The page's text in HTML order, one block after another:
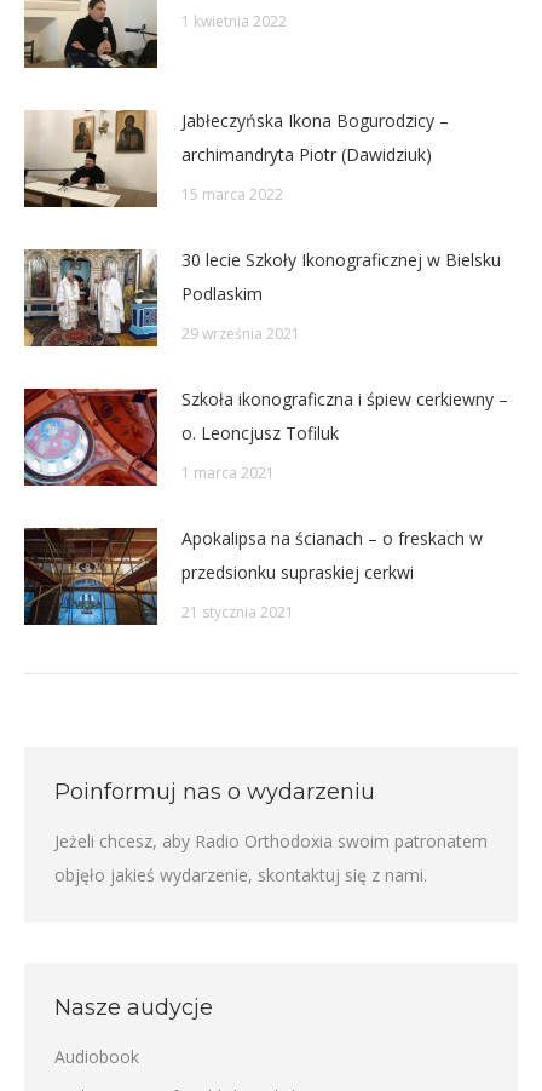
1 kwietnia 2022
Jabłeczyńska Ikona Bogurodzicy –
archimandryta Piotr (Dawidziuk)
15 marca 2022
30 lecie Szkoły Ikonograficznej w Bielsku
Podlaskim
29 września 2021
Szkoła ikonograficzna i śpiew cerkiewny –
o. Leoncjusz Tofiluk
1 marca 2021
Apokalipsa na ścianach – o freskach w
przedsionku supraskiej cerkwi
21 stycznia 2021
Poinformuj nas o wydarzeniu
Jeżeli chcesz, aby Radio Orthodoxia swoim patronatem
objęło jakieś wydarzenie, skontaktuj się z nami.
Nasze audycje
Audiobook